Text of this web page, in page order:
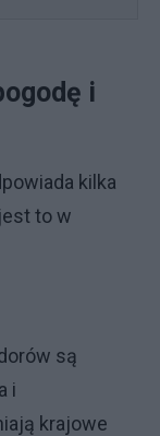
i
kilka
to w
są
i
krajowe